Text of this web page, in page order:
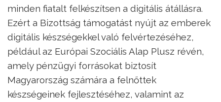
minden fiatalt felkészítsen a digitális átállásra.
Ezért a Bizottság támogatást nyújt az emberek
digitális készségekkel való felvértezéséhez,
például az Európai Szociális Alap Plusz révén,
amely pénzügyi forrásokat biztosít
Magyarország számára a felnőttek
készségeinek fejlesztéséhez, valamint az